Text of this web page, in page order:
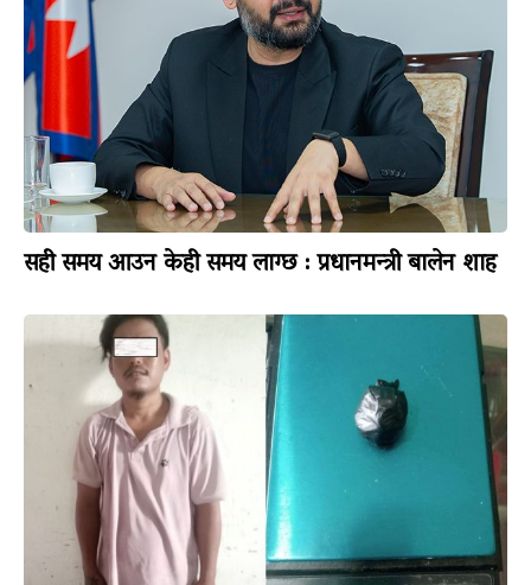
सही समय आउन केही समय लाग्छ : प्रधानमन्त्री बालेन शाह